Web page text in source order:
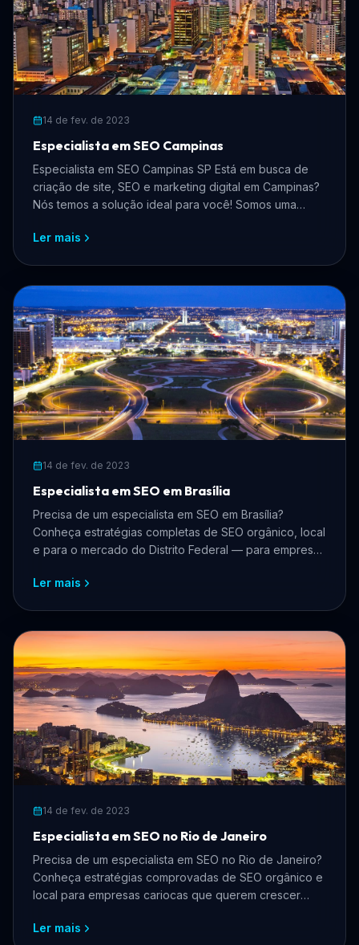
14 de fev. de 2023
Especialista em SEO Campinas
Especialista em SEO Campinas SP Está em busca de
criação de site, SEO e marketing digital em Campinas?
Nós temos a solução ideal para você! Somos uma
Ler mais
14 de fev. de 2023
Especialista em SEO em Brasília
Precisa de um especialista em SEO em Brasília?
Conheça estratégias completas de SEO orgânico, local
e para o mercado do Distrito Federal — para empresas
dominar os buscadores.
Ler mais
14 de fev. de 2023
Especialista em SEO no Rio de Janeiro
Precisa de um especialista em SEO no Rio de Janeiro?
Conheça estratégias comprovadas de SEO orgânico e
local para empresas cariocas que querem crescer
anúncios.
Ler mais